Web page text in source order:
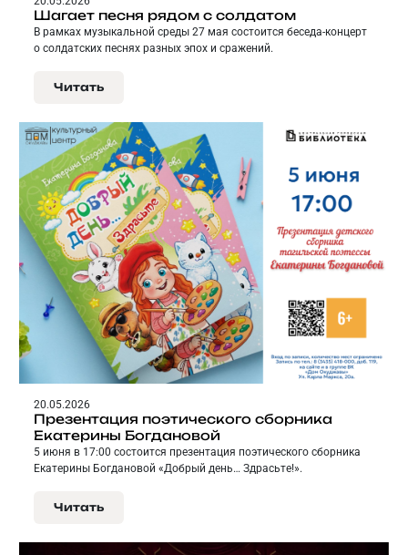
Шагает песня рядом с солдатом
В рамках музыкальной среды 27 мая состоится беседа-концерт
о солдатских песнях разных эпох и сражений.
Читать
20.05.2026
Презентация поэтического сборника
Екатерины Богдановой
5 июня в 17:00 состоится презентация поэтического сборника
Екатерины Богдановой «Добрый день… Здрасьте!».
Читать